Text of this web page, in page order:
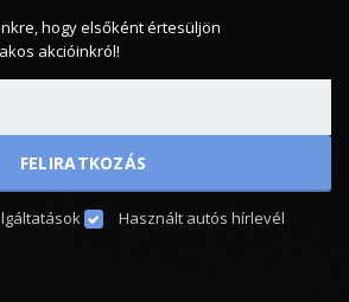
hogy elsőként értesüljön
akcióinkról!
Használt autós hírlevél